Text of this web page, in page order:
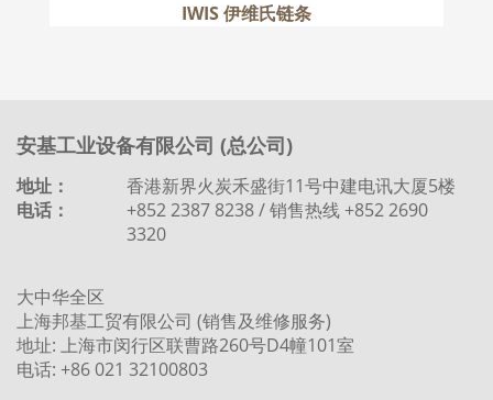
IWIS 伊维氏链条
安基工业设备有限公司 (总公司)
地址：
香港新界火炭禾盛街11号中建电讯大厦5楼
电话：
+852 2387 8238 / 销售热线 +852 2690
3320
大中华全区
上海邦基工贸有限公司 (销售及维修服务)
地址: 上海市闵行区联曹路260号D4幢101室
电话: +86 021 32100803